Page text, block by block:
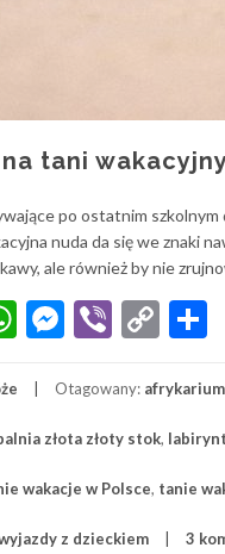
na tani
po ostatnim
nuda da się we znaki
ale również by nie
WhatsApp
Messenger
Viber
Copy
Otagowany:
złota złoty stok,
wakacje w Polsce, tanie
z dzieckiem 3